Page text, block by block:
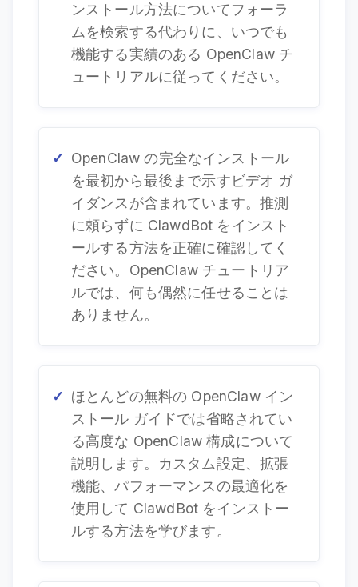
ンストール方法についてフォーラ
ムを検索する代わりに、いつでも
機能する実績のある OpenClaw チ
ュートリアルに従ってください。
OpenClaw の完全なインストール
を最初から最後まで示すビデオ ガ
イダンスが含まれています。推測
に頼らずに ClawdBot をインスト
ールする方法を正確に確認してく
ださい。OpenClaw チュートリア
ルでは、何も偶然に任せることは
ありません。
ほとんどの無料の OpenClaw イン
ストール ガイドでは省略されてい
る高度な OpenClaw 構成について
説明します。カスタム設定、拡張
機能、パフォーマンスの最適化を
使用して ClawdBot をインストー
ルする方法を学びます。